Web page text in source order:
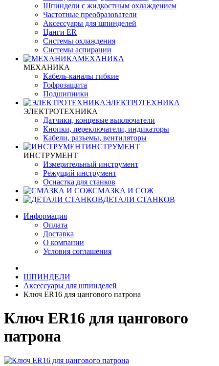
Шпиндели с жидкостным охлаждением
Частотные преобразователи
Аксессуары для шпинделей
Цанги ER
Системы охлаждения
Системы аспирации
МЕХАНИКА
МЕХАНИКА
Кабель-каналы гибкие
Гофрозащита
Подшипники
ЭЛЕКТРОТЕХНИКА
ЭЛЕКТРОТЕХНИКА
Датчики, концевые выключатели
Кнопки, переключатели, индикаторы
Кабели, разъемы, вентиляторы
ИНСТРУМЕНТ
ИНСТРУМЕНТ
Измерительный инструмент
Режущий инструмент
Оснастка для станков
СМАЗКА И СОЖ
ДЕТАЛИ СТАНКОВ
Информация
Оплата
Доставка
О компании
Условия соглашения
ШПИНДЕЛИ
Аксессуары для шпинделей
Ключ ER16 для цангового патрона
Ключ ER16 для цангового
патрона